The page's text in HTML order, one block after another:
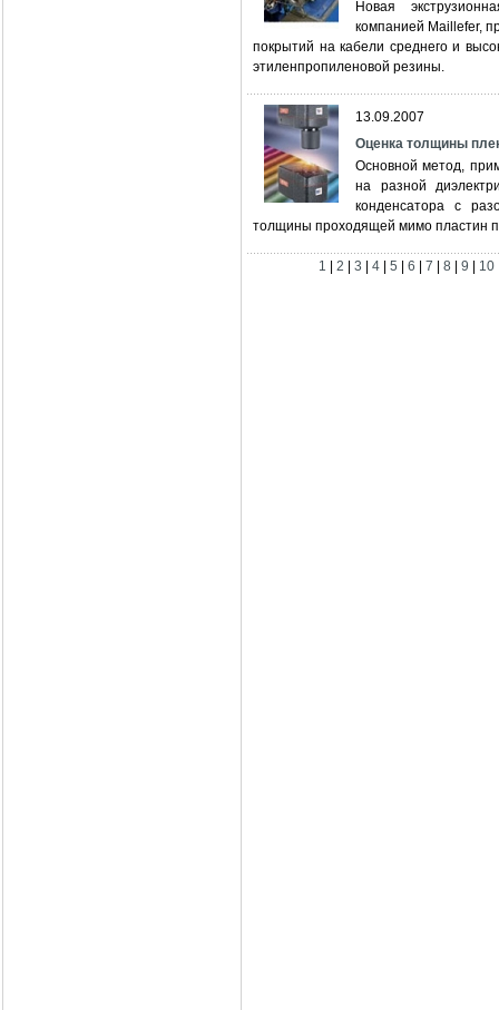
Новая
компанией Maillefer,
покрытий на кабели среднего и
этиленпропиленовой резины.
13.09.2007
Оценка толщины
Основной метод,
на разной
конденсатора с
толщины проходящей мимо пластин
1 |2 |3 |4 |5 |6 |7 |8 |9 10